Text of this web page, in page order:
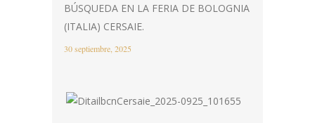
BÚSQUEDA EN LA FERIA DE BOLOGNIA
(ITALIA) CERSAIE.
30 septiembre, 2025